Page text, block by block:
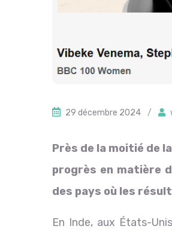
29 décembre 2024 /
Près de la moitié de
progrès en matière
des pays où les
En Inde, aux États-